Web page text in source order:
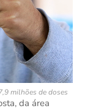
milhões de doses
da área